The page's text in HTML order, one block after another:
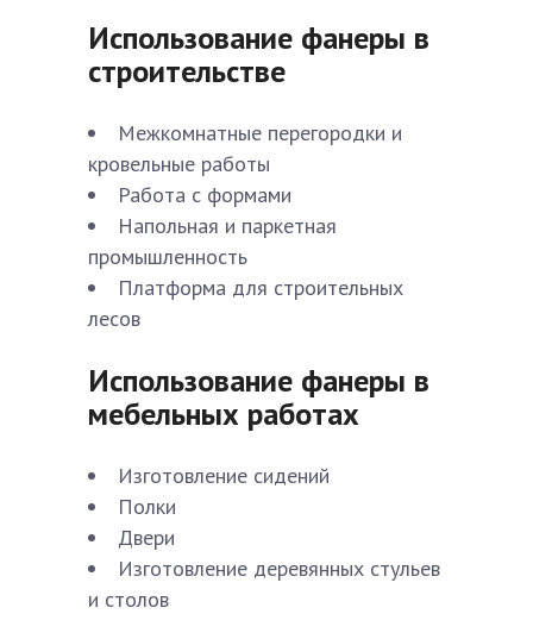
Использование фанеры в
строительстве
Межкомнатные перегородки и
кровельные работы
Работа с формами
Напольная и паркетная
промышленность
Платформа для строительных
лесов
Использование фанеры в
мебельных работах
Изготовление сидений
Полки
Двери
Изготовление деревянных стульев
и столов